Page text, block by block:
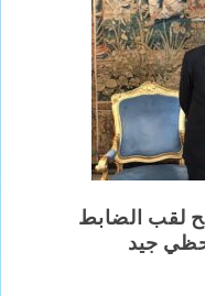
لقب الضابط
جيد